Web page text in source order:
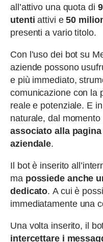
all’attivo una quota di
utenti attivi e50
presenti a vario titolo.
Con l’uso dei bot su
aziende possono
e più immediato,
comunicazione con la
reale e potenziale. E
naturale, dal momento
associato alla
aziendale.
Il bot è inserito
ma possiede anche
dedicato. A cui è
immediatamente una
Una volta inserito, il
intercettare i